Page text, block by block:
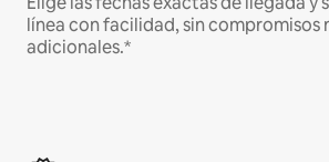
línea con facilidad, sin compromisos
adicionales.*